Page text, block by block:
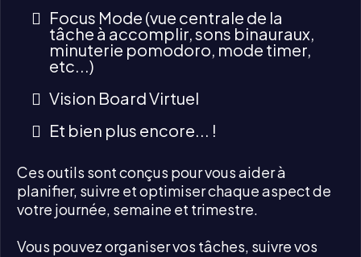
Focus Mode (vue centrale de la
tâche à accomplir, sons binauraux,
minuterie pomodoro, mode timer,
etc...)
Vision Board Virtuel
Et bien plus encore... !
Ces outils sont conçus pour vous aider à
planifier, suivre et optimiser chaque aspect de
votre journée, semaine et trimestre.
Vous pouvez organiser vos tâches, suivre vos